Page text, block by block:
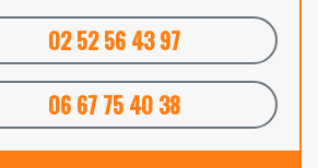
02 52 56 43 97
06 67 75 40 38